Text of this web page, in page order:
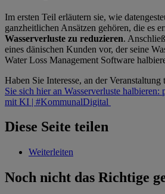
Im ersten Teil erläutern sie, wie
ganzheitlichen Ansätzen gehören, die es
Wasserverluste zu reduzieren.
eines dänischen Kunden vor, der seine
Water Loss Management Software
Haben Sie Interesse, an der Veranstaltung
Sie sich hier an Wasserverluste halbieren:
mit KI | #KommunalDigital
Diese Seite teilen
Weiterleiten
Noch nicht das Richtige